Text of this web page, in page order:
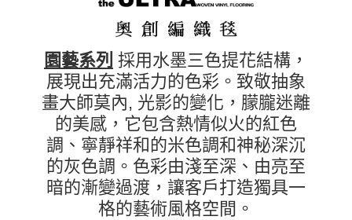
園藝系列 採用水墨三色提花結構，
展現出充滿活力的色彩。致敬抽象
畫大師莫內, 光影的變化，朦朧迷離
的美感，它包含熱情似火的紅色
調、寧靜祥和的米色調和神秘深沉
的灰色調。色彩由淺至深、由亮至
暗的漸變過渡，讓客戶打造獨具一
格的藝術風格空間。